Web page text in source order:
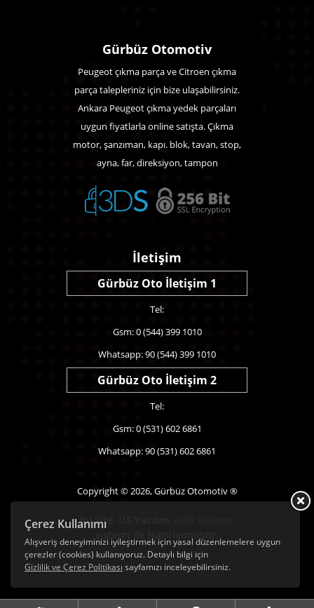
Çerez Kullanımı
Alışveriş deneyiminizi iyileştirmek için yasal düzenlemelere uygun
çerezler (cookies) kullanıyoruz. Detaylı bilgi için
Gizlilik ve Çerez Politikası sayfamızı inceleyebilirsiniz.
Gürbüz Otomotiv
Peugeot çıkma parça ve Citroen çıkma
parça talepleriniz için bize ulaşabilirsiniz.
Ankara Peugeot çıkma yedek parçaları
uygun fiyatlarla online satışta. Çıkma
motor, şanzıman, kapı. blok, tavan, stop,
ayna, far, direksiyon, tampon
İletişim
Gürbüz Oto İletişim 1
Tel:
Gsm: 0 (544) 399 1010
Whatsapp: 90 (544) 399 1010
Gürbüz Oto İletişim 2
Tel:
Gsm: 0 (531) 602 6861
Whatsapp: 90 (531) 602 6861
Copyright © 2026, Gürbüz Otomotiv ®
Bu Site,